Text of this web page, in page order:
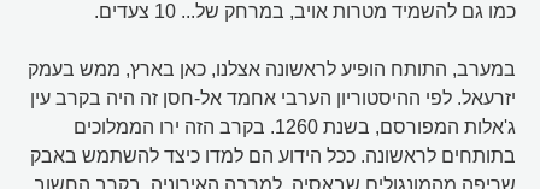
כמו גם להשמיד מטרות אויב, במרחק של... 10 צעדים.
במערב, התותח הופיע לראשונה אצלנו, כאן בארץ, ממש בעמק
יזרעאל. לפי ההיסטוריון הערבי אחמד אל-חסן זה היה בקרב עין
ג'אלות המפורסם, בשנת 1260. בקרב הזה ירו הממלוכים
בתותחים לראשונה. ככל הידוע הם למדו כיצד להשתמש באבק
שריפה מהמונגולים שבאסיה. למרבה האירוניה, בקרב החשוב